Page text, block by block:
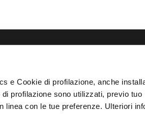
e Cookie di profilazione, anche
profilazione sono utilizzati, previo tuo
linea con le tue preferenze. Ulteriori
dell'abitare
Ristrutturazioni